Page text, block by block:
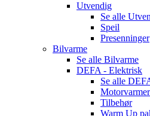
Utvendig
Se alle
Speil
Presenninger
Bilvarme
Se alle Bilvarme
DEFA - Elektrisk
Se alle
Tilbehør
Warm Up